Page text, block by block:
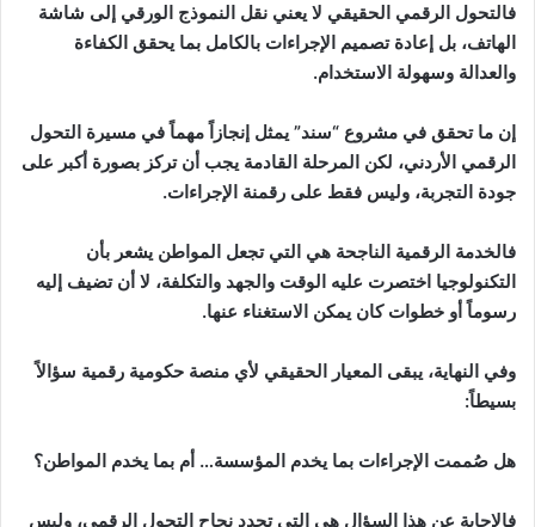
فالتحول الرقمي الحقيقي لا يعني نقل النموذج الورقي إلى شاشة
الهاتف، بل إعادة تصميم الإجراءات بالكامل بما يحقق الكفاءة
والعدالة وسهولة الاستخدام.
إن ما تحقق في مشروع “سند” يمثل إنجازاً مهماً في مسيرة التحول
الرقمي الأردني، لكن المرحلة القادمة يجب أن تركز بصورة أكبر على
جودة التجربة، وليس فقط على رقمنة الإجراءات.
فالخدمة الرقمية الناجحة هي التي تجعل المواطن يشعر بأن
التكنولوجيا اختصرت عليه الوقت والجهد والتكلفة، لا أن تضيف إليه
رسوماً أو خطوات كان يمكن الاستغناء عنها.
وفي النهاية، يبقى المعيار الحقيقي لأي منصة حكومية رقمية سؤالاً
بسيطاً:
هل صُممت الإجراءات بما يخدم المؤسسة… أم بما يخدم المواطن؟
فالإجابة عن هذا السؤال هي التي تحدد نجاح التحول الرقمي، وليس